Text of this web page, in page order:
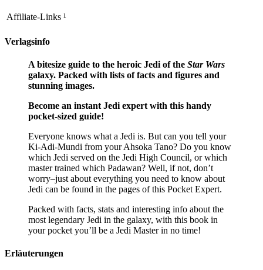
Affiliate-Links ¹
Verlagsinfo
A bitesize guide to the heroic Jedi of the Star Wars
galaxy. Packed with lists of facts and figures and
stunning images.
Become an instant Jedi expert with this handy
pocket-sized guide!
Everyone knows what a Jedi is. But can you tell your
Ki-Adi-Mundi from your Ahsoka Tano? Do you know
which Jedi served on the Jedi High Council, or which
master trained which Padawan? Well, if not, don’t
worry–just about everything you need to know about
Jedi can be found in the pages of this Pocket Expert.
Packed with facts, stats and interesting info about the
most legendary Jedi in the galaxy, with this book in
your pocket you’ll be a Jedi Master in no time!
Erläuterungen